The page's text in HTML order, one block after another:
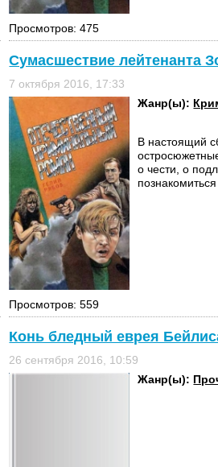
Просмотров: 475
Сумасшествие лейтенанта
7 октября 2016, 17:33
Жанр(ы):
В настоящий
о чести, о
Просмотров: 559
Конь бледный еврея
26 сентября 2016, 10:59
Жанр(ы):